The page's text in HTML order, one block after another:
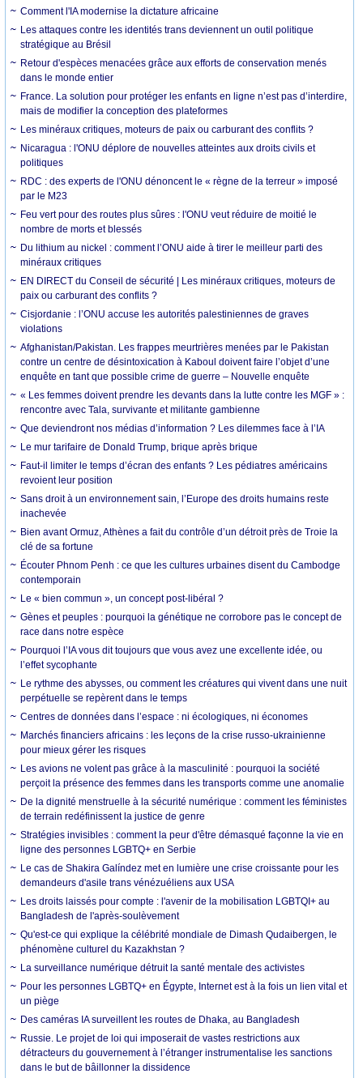
Comment l'IA modernise la dictature africaine
Les attaques contre les identités trans deviennent un outil politique
stratégique au Brésil
Retour d'espèces menacées grâce aux efforts de conservation menés
dans le monde entier
France. La solution pour protéger les enfants en ligne n’est pas d’interdire,
mais de modifier la conception des plateformes
Les minéraux critiques, moteurs de paix ou carburant des conflits ?
Nicaragua : l'ONU déplore de nouvelles atteintes aux droits civils et
politiques
RDC : des experts de l'ONU dénoncent le « règne de la terreur » imposé
par le M23
Feu vert pour des routes plus sûres : l'ONU veut réduire de moitié le
nombre de morts et blessés
Du lithium au nickel : comment l’ONU aide à tirer le meilleur parti des
minéraux critiques
EN DIRECT du Conseil de sécurité | Les minéraux critiques, moteurs de
paix ou carburant des conflits ?
Cisjordanie : l’ONU accuse les autorités palestiniennes de graves
violations
Afghanistan/Pakistan. Les frappes meurtrières menées par le Pakistan
contre un centre de désintoxication à Kaboul doivent faire l’objet d’une
enquête en tant que possible crime de guerre – Nouvelle enquête
« Les femmes doivent prendre les devants dans la lutte contre les MGF » :
rencontre avec Tala, survivante et militante gambienne
Que deviendront nos médias d’information ? Les dilemmes face à l’IA
Le mur tarifaire de Donald Trump, brique après brique
Faut-il limiter le temps d’écran des enfants ? Les pédiatres américains
revoient leur position
Sans droit à un environnement sain, l’Europe des droits humains reste
inachevée
Bien avant Ormuz, Athènes a fait du contrôle d’un détroit près de Troie la
clé de sa fortune
Écouter Phnom Penh : ce que les cultures urbaines disent du Cambodge
contemporain
Le « bien commun », un concept post-libéral ?
Gènes et peuples : pourquoi la génétique ne corrobore pas le concept de
race dans notre espèce
Pourquoi l’IA vous dit toujours que vous avez une excellente idée, ou
l’effet sycophante
Le rythme des abysses, ou comment les créatures qui vivent dans une nuit
perpétuelle se repèrent dans le temps
Centres de données dans l’espace : ni écologiques, ni économes
Marchés financiers africains : les leçons de la crise russo-ukrainienne
pour mieux gérer les risques
Les avions ne volent pas grâce à la masculinité : pourquoi la société
perçoit la présence des femmes dans les transports comme une anomalie
De la dignité menstruelle à la sécurité numérique : comment les féministes
de terrain redéfinissent la justice de genre
Stratégies invisibles : comment la peur d'être démasqué façonne la vie en
ligne des personnes LGBTQ+ en Serbie
Le cas de Shakira Galíndez met en lumière une crise croissante pour les
demandeurs d'asile trans vénézuéliens aux USA
Les droits laissés pour compte : l'avenir de la mobilisation LGBTQI+ au
Bangladesh de l'après-soulèvement
Qu'est-ce qui explique la célébrité mondiale de Dimash Qudaibergen, le
phénomène culturel du Kazakhstan ?
La surveillance numérique détruit la santé mentale des activistes
Pour les personnes LGBTQ+ en Égypte, Internet est à la fois un lien vital et
un piège
Des caméras IA surveillent les routes de Dhaka, au Bangladesh
Russie. Le projet de loi qui imposerait de vastes restrictions aux
détracteurs du gouvernement à l’étranger instrumentalise les sanctions
dans le but de bâillonner la dissidence